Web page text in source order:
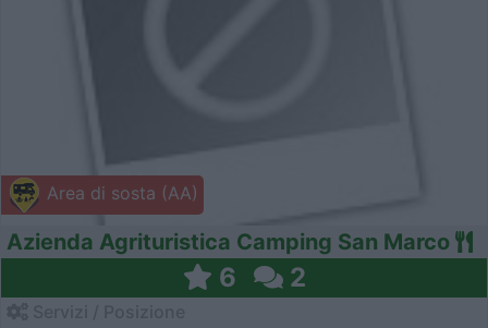
Area di sosta (AA)
Azienda Agrituristica Camping San Marco
6 2